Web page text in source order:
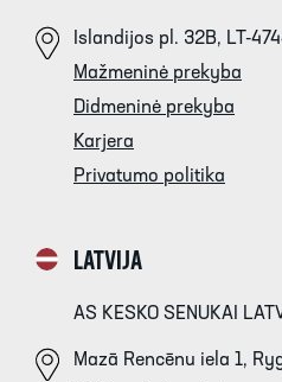
Islandijos pl. 32B, LT-
Mažmeninė prekyba
Didmeninė prekyba
Karjera
Privatumo politika
LATVIJA
AS KESKO SENUKAI
Mazā Rencēnu iela 1,